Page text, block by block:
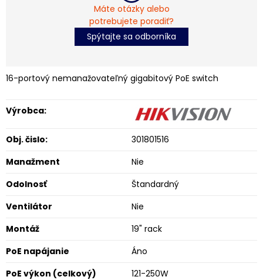
Máte otázky alebo
potrebujete poradiť?
Spýtajte sa odborníka
16-portový nemanažovateľný gigabitový PoE switch
Výrobca:
Obj. čislo:
301801516
Manažment
Nie
Odolnosť
Štandardný
Ventilátor
Nie
Montáž
19" rack
PoE napájanie
Áno
PoE výkon (celkový)
121-250W